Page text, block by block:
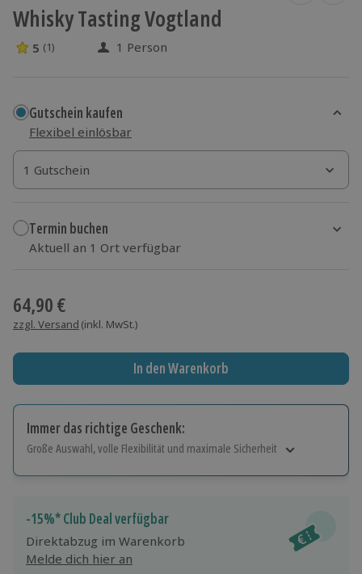
Whisky Tasting Vogtland
5 Sterne von 5 aus 1 Bewertungen
5 (1) 1 Person
Gutschein kaufen
Flexibel einlösbar
1 Gutschein
1 Gutschein
1 Gutschein
Termin buchen
Aktuell an 1 Ort verfügbar
64,90 €
zzgl. Versand (inkl. MwSt.)
In den Warenkorb
Immer das richtige Geschenk:
Große Auswahl, volle Flexibilität und maximale Sicherheit
Jeder Gutschein für alle Erlebnisse einlösbar.
Maximale Sicherheit
10 Jahre gültig & verlängerbar.
-15%* Club Deal verfügbar
Direktabzug im Warenkorb
Melde dich hier an